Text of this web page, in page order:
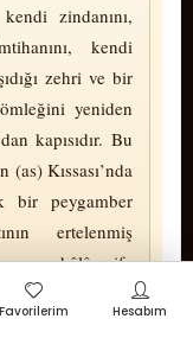
zindanını,
kendi
zehri ve bir
yeniden
kapısıdır. Bu
Kıssası’nda
bir peygamber
ertelenmiş
ve hâlâ şifa
Favorilerim Hesabım